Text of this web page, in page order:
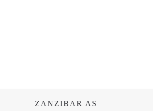
ZANZIBAR AS